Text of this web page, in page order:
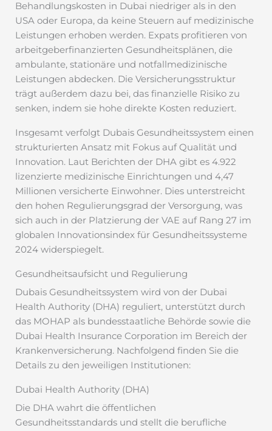
Behandlungskosten in Dubai niedriger als in den
USA oder Europa, da keine Steuern auf medizinische
Leistungen erhoben werden. Expats profitieren von
arbeitgeberfinanzierten Gesundheitsplänen, die
ambulante, stationäre und notfallmedizinische
Leistungen abdecken. Die Versicherungsstruktur
trägt außerdem dazu bei, das finanzielle Risiko zu
senken, indem sie hohe direkte Kosten reduziert.
Insgesamt verfolgt Dubais Gesundheitssystem einen
strukturierten Ansatz mit Fokus auf Qualität und
Innovation. Laut Berichten der DHA gibt es 4.922
lizenzierte medizinische Einrichtungen und 4,47
Millionen versicherte Einwohner. Dies unterstreicht
den hohen Regulierungsgrad der Versorgung, was
sich auch in der Platzierung der VAE auf Rang 27 im
globalen Innovationsindex für Gesundheitssysteme
2024 widerspiegelt.
Gesundheitsaufsicht und Regulierung
Dubais Gesundheitssystem wird von der Dubai
Health Authority (DHA) reguliert, unterstützt durch
das MOHAP als bundesstaatliche Behörde sowie die
Dubai Health Insurance Corporation im Bereich der
Krankenversicherung. Nachfolgend finden Sie die
Details zu den jeweiligen Institutionen:
Dubai Health Authority (DHA)
Die DHA wahrt die öffentlichen
Gesundheitsstandards und stellt die berufliche